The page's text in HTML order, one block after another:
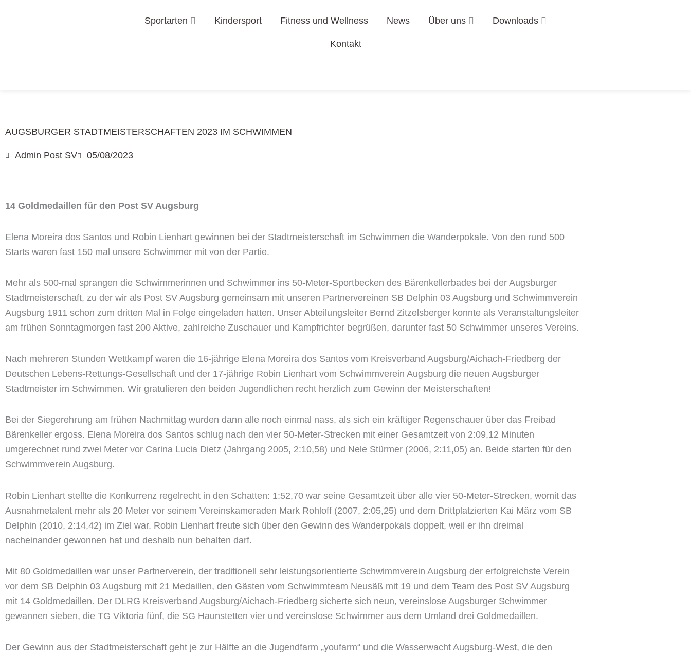
Sportarten Öffne Sportarten
Kindersport Fitness und Wellness News Über uns Öffne Über uns
Downloads Öffne Downloads
Kontakt
AUGSBURGER STADTMEISTERSCHAFTEN 2023 IM SCHWIMMEN
Admin Post SV 05/08/2023
14 Goldmedaillen für den Post SV Augsburg
Elena Moreira dos Santos und Robin Lienhart gewinnen bei der Stadtmeisterschaft im Schwimmen die Wanderpokale. Von den rund 500
Starts waren fast 150 mal unsere Schwimmer mit von der Partie.
Mehr als 500-mal sprangen die Schwimmerinnen und Schwimmer ins 50-Meter-Sportbecken des Bärenkellerbades bei der Augsburger
Stadtmeisterschaft, zu der wir als Post SV Augsburg gemeinsam mit unseren Partnervereinen SB Delphin 03 Augsburg und Schwimmverein
Augsburg 1911 schon zum dritten Mal in Folge eingeladen hatten. Unser Abteilungsleiter Bernd Zitzelsberger konnte als Veranstaltungsleiter
am frühen Sonntagmorgen fast 200 Aktive, zahlreiche Zuschauer und Kampfrichter begrüßen, darunter fast 50 Schwimmer unseres Vereins.
Nach mehreren Stunden Wettkampf waren die 16-jährige Elena Moreira dos Santos vom Kreisverband Augsburg/Aichach-Friedberg der
Deutschen Lebens-Rettungs-Gesellschaft und der 17-jährige Robin Lienhart vom Schwimmverein Augsburg die neuen Augsburger
Stadtmeister im Schwimmen. Wir gratulieren den beiden Jugendlichen recht herzlich zum Gewinn der Meisterschaften!
Bei der Siegerehrung am frühen Nachmittag wurden dann alle noch einmal nass, als sich ein kräftiger Regenschauer über das Freibad
Bärenkeller ergoss. Elena Moreira dos Santos schlug nach den vier 50-Meter-Strecken mit einer Gesamtzeit von 2:09,12 Minuten
umgerechnet rund zwei Meter vor Carina Lucia Dietz (Jahrgang 2005, 2:10,58) und Nele Stürmer (2006, 2:11,05) an. Beide starten für den
Schwimmverein Augsburg.
Robin Lienhart stellte die Konkurrenz regelrecht in den Schatten: 1:52,70 war seine Gesamtzeit über alle vier 50-Meter-Strecken, womit das
Ausnahmetalent mehr als 20 Meter vor seinem Vereinskameraden Mark Rohloff (2007, 2:05,25) und dem Drittplatzierten Kai März vom SB
Delphin (2010, 2:14,42) im Ziel war. Robin Lienhart freute sich über den Gewinn des Wanderpokals doppelt, weil er ihn dreimal
nacheinander gewonnen hat und deshalb nun behalten darf.
Mit 80 Goldmedaillen war unser Partnerverein, der traditionell sehr leistungsorientierte Schwimmverein Augsburg der erfolgreichste Verein
vor dem SB Delphin 03 Augsburg mit 21 Medaillen, den Gästen vom Schwimmteam Neusäß mit 19 und dem Team des Post SV Augsburg
mit 14 Goldmedaillen. Der DLRG Kreisverband Augsburg/Aichach-Friedberg sicherte sich neun, vereinslose Augsburger Schwimmer
gewannen sieben, die TG Viktoria fünf, die SG Haunstetten vier und vereinslose Schwimmer aus dem Umland drei Goldmedaillen.
Der Gewinn aus der Stadtmeisterschaft geht je zur Hälfte an die Jugendfarm „youfarm“ und die Wasserwacht Augsburg-West, die den